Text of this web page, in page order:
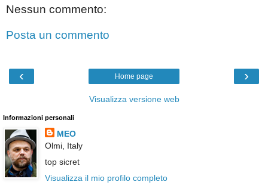
Nessun commento:
Posta un commento
‹ ›
Home page
Visualizza versione web
Informazioni personali
MEO
Olmi, Italy
top sicret
Visualizza il mio profilo completo